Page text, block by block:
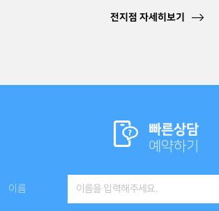
전지점 자세히보기
빠른상담
예약하기
이름